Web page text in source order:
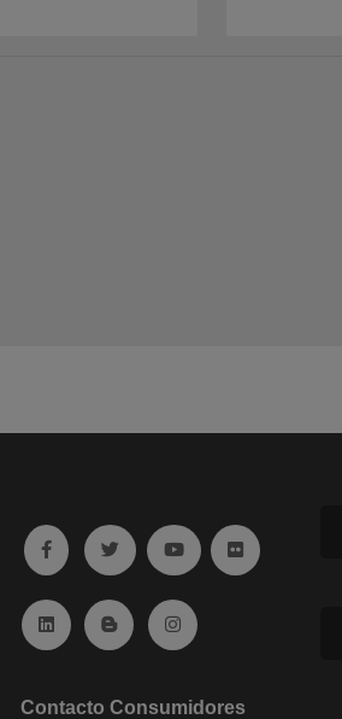
Ir a facebook (abre en ventana nueva)
Ir a twitter (abre en ventana
Ir a YouTube (abre
Ir a Flickr
Ir a Linkedin (abre en ventana nueva)
Ir al Blog (abre en ventana
Ir a Instagram (abre
Contacto Consumidores